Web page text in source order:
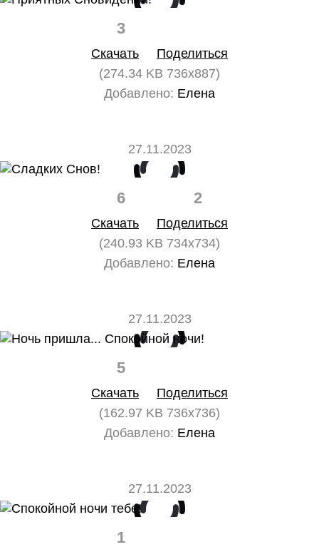
3
Скачать
Поделиться
(274.34 KB 736x887)
Добавлено: Елена
27.11.2023
6 2
Скачать
Поделиться
(240.93 KB 734x734)
Добавлено: Елена
27.11.2023
5
Скачать
Поделиться
(162.97 KB 736x736)
Добавлено: Елена
27.11.2023
1